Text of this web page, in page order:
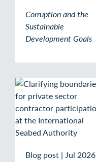
Corruption and the
Sustainable
Development Goals
Blog post | Jul 2026